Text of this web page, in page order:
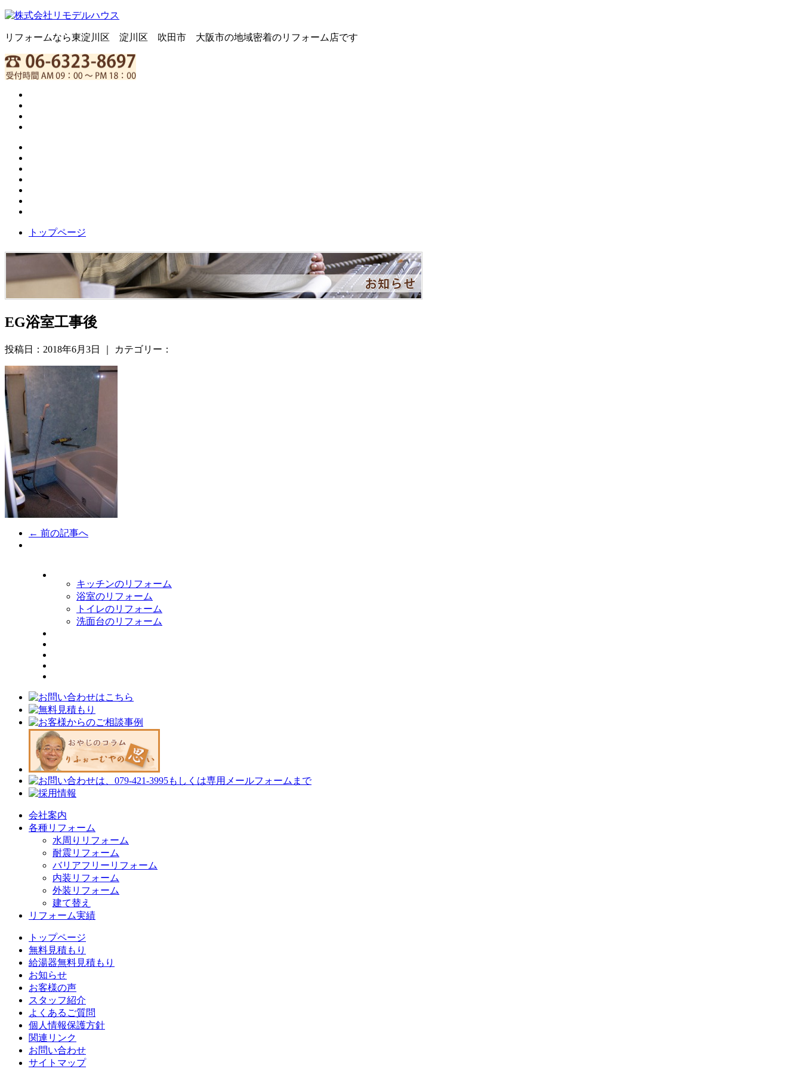
リフォームなら東淀川区 淀川区 吹田市 大阪市の地域密着のリフォーム店です
トップページ
EG浴室工事後
投稿日：2018年6月3日 ｜ カテゴリー：
← 前の記事へ
キッチンのリフォーム
浴室のリフォーム
トイレのリフォーム
洗面台のリフォーム
会社案内
各種リフォーム
水周りリフォーム
耐震リフォーム
バリアフリーリフォーム
内装リフォーム
外装リフォーム
建て替え
リフォーム実績
トップページ
無料見積もり
給湯器無料見積もり
お知らせ
お客様の声
スタッフ紹介
よくあるご質問
個人情報保護方針
関連リンク
お問い合わせ
サイトマップ